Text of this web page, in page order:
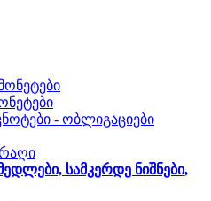
- ობლიგაციები
სამკერდე ნიშნები,